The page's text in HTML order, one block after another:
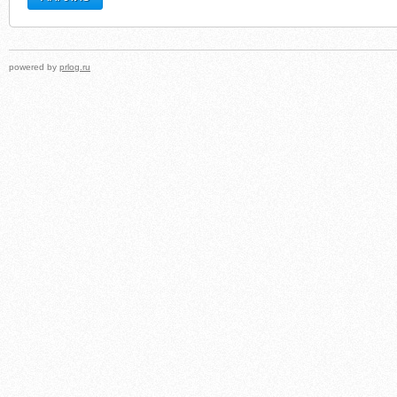
powered by prlog.ru